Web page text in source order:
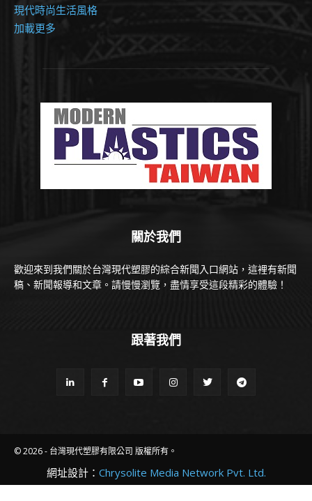
現代時尚生活風格
加載更多
關於我們
歡迎來到我們關於台灣現代塑膠的綜合新聞入口網站，這裡有新聞
稿、新聞報導和文章。請慢慢瀏覽，盡情享受這段精彩的體驗！
跟著我們
© 2026 - 台灣現代塑膠有限公司 版權所有。
網址設計： Chrysolite Media Network Pvt. Ltd.